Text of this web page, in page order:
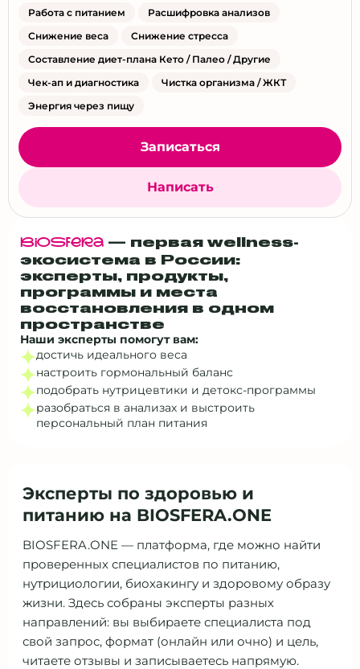
Работа с питанием
Расшифровка анализов
Снижение веса
Снижение стресса
Составление диет-плана Кето / Палео / Другие
Чек-ап и диагностика
Чистка организма / ЖКТ
Энергия через пищу
Записаться
Написать
BiOSfERa — первая wellness-
экосистема в России:
эксперты, продукты,
программы и места
восстановления в одном
пространстве
Наши эксперты помогут вам:
достичь идеального веса
настроить гормональный баланс
подобрать нутрицевтики и детокс‑программы
разобраться в анализах и выстроить
персональный план питания
Эксперты по здоровью и
питанию на BIOSFERA.ONE
BIOSFERA.ONE — платформа, где можно найти
проверенных специалистов по питанию,
нутрициологии, биохакингу и здоровому образу
жизни. Здесь собраны эксперты разных
направлений: вы выбираете специалиста под
свой запрос, формат (онлайн или очно) и цель,
читаете отзывы и записываетесь напрямую.